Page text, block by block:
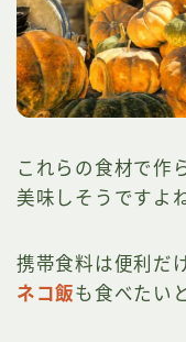
これらの食材で作
美味しそうですよ
携帯食料は便利だ
ネコ飯も食べたい